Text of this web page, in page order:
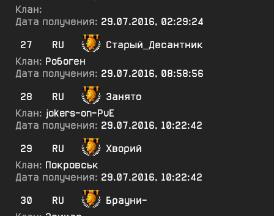
Клан:
Дата получения: 29.07.2016, 02:29:24
27
RU
Старый_Десантник
Клан: Робоген
Дата получения: 29.07.2016, 08:58:56
28
RU
3анято
Клан: jokers-on-PvE
Дата получения: 29.07.2016, 10:22:42
29
RU
Хворий
Клан: Покровськ
Дата получения: 29.07.2016, 10:22:42
30
RU
Брауни-